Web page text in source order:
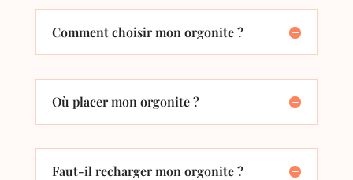
Comment choisir mon orgonite ?
Où placer mon orgonite ?
Faut-il recharger mon orgonite ?